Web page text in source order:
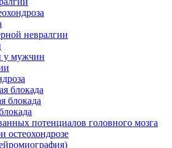
невралгии
у мужчин
блокада
блокада
потенциалов головного мозга
остеохондрозе